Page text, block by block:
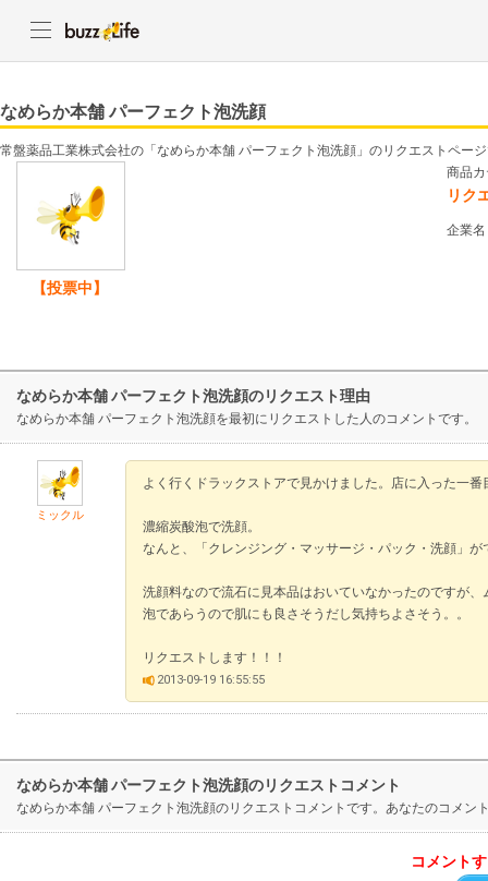
なめらか本舗 パーフェクト泡洗顔
常盤薬品工業株式会社の「なめらか本舗 パーフェクト泡洗顔」のリクエストペー
【投票中】
商品
リク
企業
なめらか本舗 パーフェクト泡洗顔のリクエスト理由
なめらか本舗 パーフェクト泡洗顔を最初にリクエストした人のコメントです。
ミックル
よく行くドラックストアで見かけました。店に入った一
濃縮炭酸泡で洗顔。
なんと、「クレンジング・マッサージ・パック・洗顔」
洗顔料なので流石に見本品はおいていなかったのですが
泡であらうので肌にも良さそうだし気持ちよさそう。。
リクエストします！！！
2013-09-19 16:55:55
なめらか本舗 パーフェクト泡洗顔のリクエストコメント
なめらか本舗 パーフェクト泡洗顔のリクエストコメントです。あなたのコメ
コメント